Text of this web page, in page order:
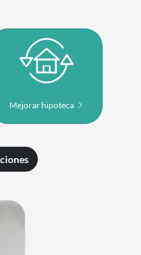
Mejorar hipoteca